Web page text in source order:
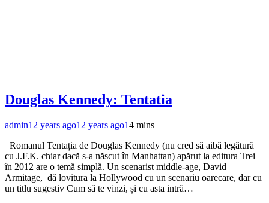
Douglas Kennedy: Tentatia
admin12 years ago12 years ago14 mins
Romanul Tentația de Douglas Kennedy (nu cred să aibă legătură
cu J.F.K. chiar dacă s-a născut în Manhattan) apărut la editura Trei
în 2012 are o temă simplă. Un scenarist middle-age, David
Armitage, dă lovitura la Hollywood cu un scenariu oarecare, dar cu
un titlu sugestiv Cum să te vinzi, și cu asta intră…